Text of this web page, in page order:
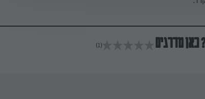
כאן מדרגים (1)